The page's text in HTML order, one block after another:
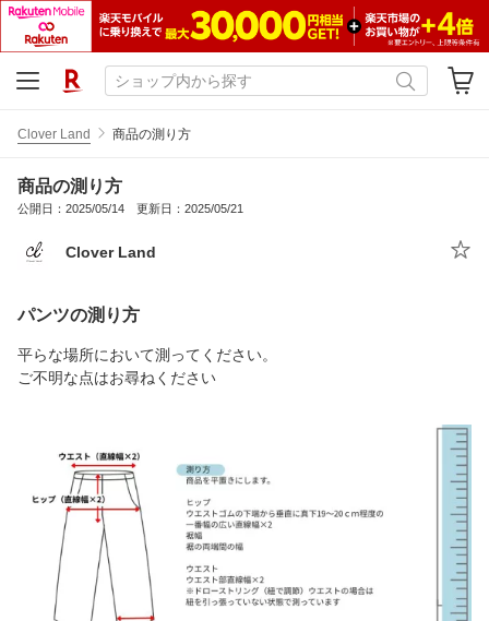
Clover Land 商品の測り方
商品の測り方
公開日：2025/05/14 更新日：2025/05/21
Clover Land
パンツの測り方
平らな場所において測ってください。
ご不明な点はお尋ねください